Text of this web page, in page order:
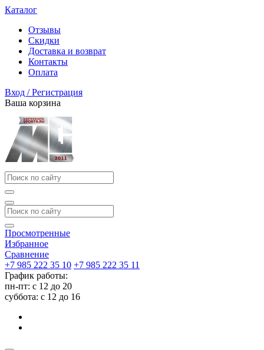
Каталог
Отзывы
Скидки
Доставка и возврат
Контакты
Оплата
Вход / Регистрация
Ваша корзина
Просмотренные
Избранное
Сравнение
+7 985 222 35 10 +7 985 222 35 11
График работы:
пн-пт: с 12 до 20
суббота: c 12 до 16